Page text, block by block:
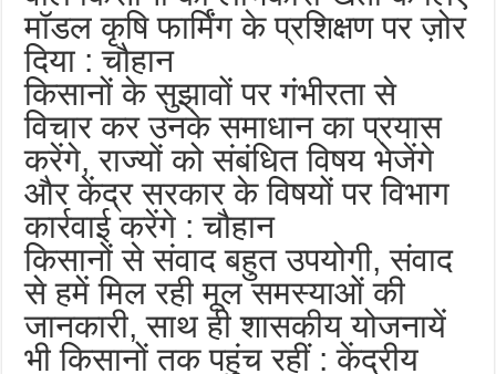
मॉडल कृषि फार्मिंग के प्रशिक्षण पर ज़ोर
दिया : चौहान
किसानों के सुझावों पर गंभीरता से
विचार कर उनके समाधान का प्रयास
करेंगे, राज्यों को संबंधित विषय भेजेंगे
और केंद्र सरकार के विषयों पर विभाग
कार्रवाई करेंगे : चौहान
किसानों से संवाद बहुत उपयोगी, संवाद
से हमें मिल रही मूल समस्याओं की
जानकारी, साथ ही शासकीय योजनायें
भी किसानों तक पहुंच रहीं : केंद्रीय